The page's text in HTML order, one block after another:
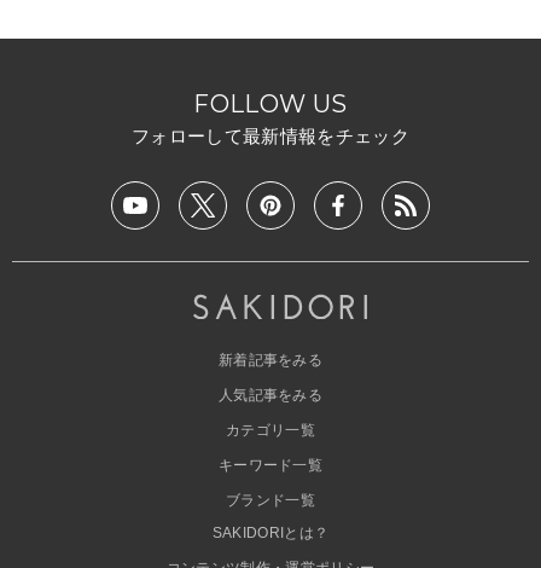
FOLLOW US
フォローして最新情報をチェック
新着記事をみる
人気記事をみる
カテゴリ一覧
キーワード一覧
ブランド一覧
SAKIDORIとは？